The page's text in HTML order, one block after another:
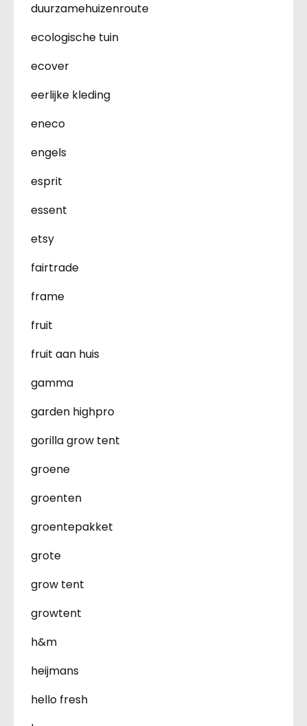
duurzamehuizenroute
ecologische tuin
ecover
eerlijke kleding
eneco
engels
esprit
essent
etsy
fairtrade
frame
fruit
fruit aan huis
gamma
garden highpro
gorilla grow tent
groene
groenten
groentepakket
grote
grow tent
growtent
h&m
heijmans
hello fresh